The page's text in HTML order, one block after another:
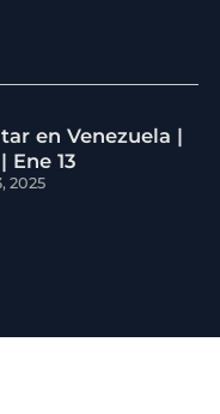
en Venezuela |
Ene 13
2025